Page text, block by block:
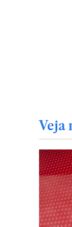
Veja